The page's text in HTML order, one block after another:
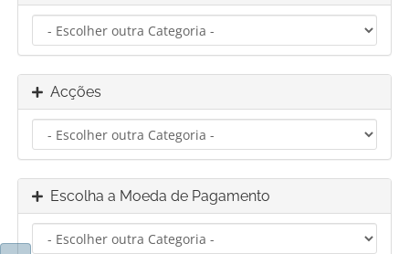
Acções
Escolha a Moeda de Pagamento